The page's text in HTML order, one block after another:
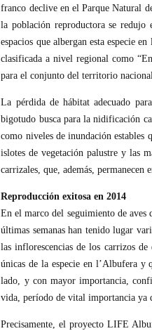
franco declive en el Parque Natural
la población reproductora se
espacios que albergan esta especie
clasificada a nivel regional como
para el conjunto del territorio
La pérdida de hábitat adecuado
bigotudo busca para la nidificación
como niveles de inundación estables
islotes de vegetación palustre y las
carrizales, que, además, permanecen
Reproducción exitosa en 2014
En el marco del seguimiento de
últimas semanas han tenido lugar
las inflorescencias de los carrizos
únicas de la especie en l’Albufera y
lado, y con mayor importancia,
vida, período de vital importancia ya
Precisamente, el proyecto LIFE